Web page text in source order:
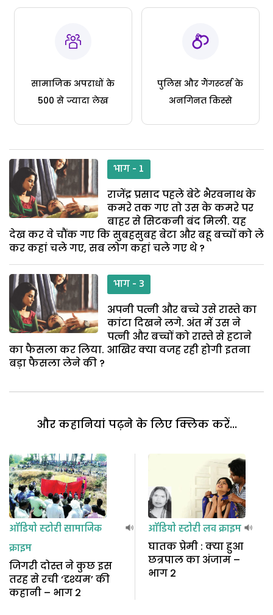
सामाजिक अपराधों के
500 से ज्यादा लेख
पुलिस और गैंगस्टर्स के
अनगिनत किस्से
भाग - 1
राजेंद्र प्रसाद पहले बेटे भैरवनाथ के
कमरे तक गए तो उस के कमरे पर
बाहर से सिटकनी बंद मिली. यह
देख कर वे चौंक गए कि सुबहसुबह बेटा और बहू बच्चों को ले
कर कहां चले गए, सब लोग कहां चले गए थे ?
भाग - 3
अपनी पत्नी और बच्चे उसे रास्ते का
कांटा दिखने लगे. अंत में उस ने
पत्नी और बच्चों को रास्ते से हटाने
का फैसला कर लिया. आखिर क्या वजह रही होगी इतना
बड़ा फैसला लेने की ?
और कहानियां पढ़ने के लिए क्लिक करें...
ऑडियो स्टोरीसामाजिक
क्राइम
जिगरी दोस्त ने कुछ इस
तरह से रची ‘दृश्यम’ की
कहानी – भाग 2
ऑडियो स्टोरीलव क्राइम
घातक प्रेमी : क्या हुआ
छत्रपाल का अंजाम –
भाग 2